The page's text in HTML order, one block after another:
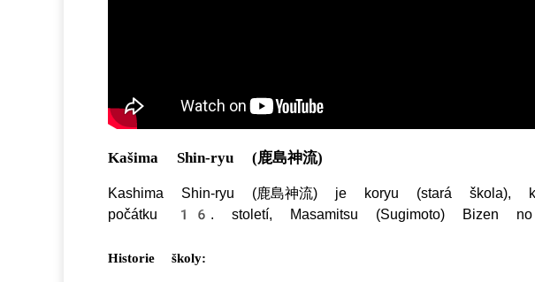
Kašima Shin-ryu (鹿島神流)
Kashima Shin-ryu (鹿島神流) je koryu (stará škola),
počátku 16. století, Masamitsu (Sugimoto) Bizen no
Historie školy: